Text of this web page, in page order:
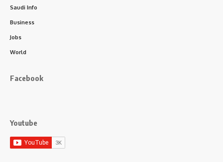
Saudi Info
Business
Jobs
World
Facebook
Youtube